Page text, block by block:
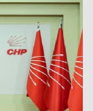
GALERİ